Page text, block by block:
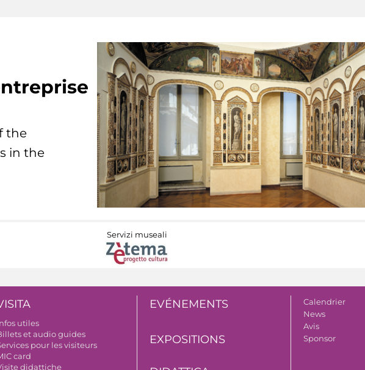
the
in the
Servizi museali
utiles
et audio guides
pour les visiteurs
card
didattiche
EVÉNEMENTS
EXPOSITIONS
Calendrier
News
Avis
Sponsor